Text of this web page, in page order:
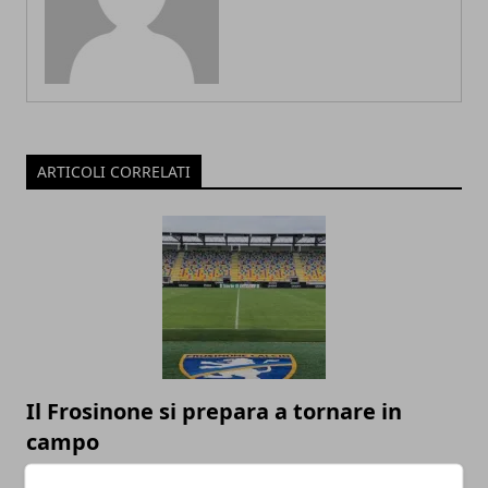
ARTICOLI CORRELATI
Il Frosinone si prepara a tornare in
campo